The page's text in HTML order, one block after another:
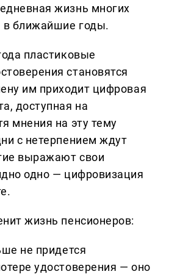
жизнь многих
ближайшие годы.
пластиковые
становятся
им приходит цифровая
доступная на
мнения на эту тему
с нетерпением ждут
выражают свои
одно — цифровизация
жизнь пенсионеров:
не придется
удостоверения — оно